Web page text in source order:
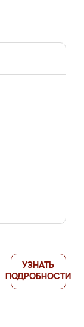
УЗНАТЬ
ПОДРОБНОСТИ